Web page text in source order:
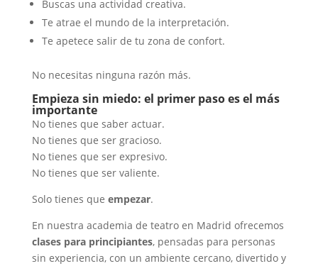
Buscas una actividad creativa.
Te atrae el mundo de la interpretación.
Te apetece salir de tu zona de confort.
No necesitas ninguna razón más.
Empieza sin miedo: el primer paso es el más
importante
No tienes que saber actuar.
No tienes que ser gracioso.
No tienes que ser expresivo.
No tienes que ser valiente.
Solo tienes que empezar.
En nuestra academia de teatro en Madrid ofrecemos
clases para principiantes, pensadas para personas
sin experiencia, con un ambiente cercano, divertido y